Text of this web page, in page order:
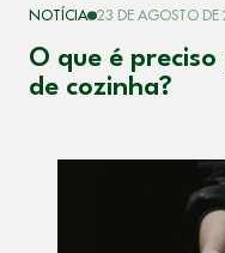
NOTÍCIA 23 DE AGOSTO DE
O que é
de cozinha?